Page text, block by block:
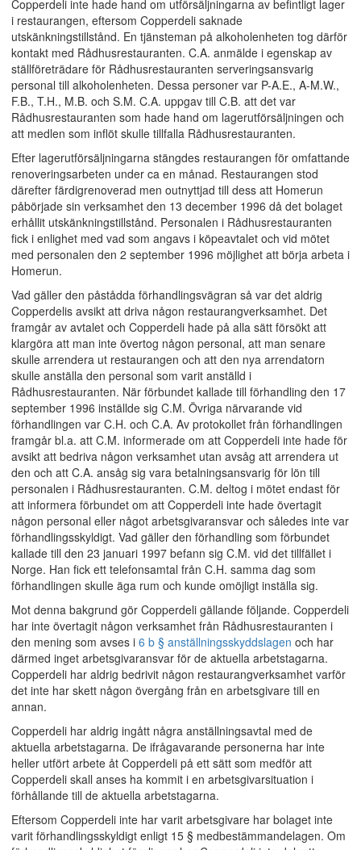
Copperdeli inte hade hand om utförsäljningarna av befintligt lager
i restaurangen, eftersom Copperdeli saknade
utskänkningstillstånd. En tjänsteman på alkoholenheten tog därför
kontakt med Rådhusrestauranten. C.A. anmälde i egenskap av
ställföreträdare för Rådhusrestauranten serveringsansvarig
personal till alkoholenheten. Dessa personer var P-A.E., A-M.W.,
F.B., T.H., M.B. och S.M. C.A. uppgav till C.B. att det var
Rådhusrestauranten som hade hand om lagerutförsäljningen och
att medlen som inflöt skulle tillfalla Rådhusrestauranten.
Efter lagerutförsäljningarna stängdes restaurangen för omfattande
renoveringsarbeten under ca en månad. Restaurangen stod
därefter färdigrenoverad men outnyttjad till dess att Homerun
påbörjade sin verksamhet den 13 december 1996 då det bolaget
erhållit utskänkningstillstånd. Personalen i Rådhusrestauranten
fick i enlighet med vad som angavs i köpeavtalet och vid mötet
med personalen den 2 september 1996 möjlighet att börja arbeta i
Homerun.
Vad gäller den påstådda förhandlingsvägran så var det aldrig
Copperdelis avsikt att driva någon restaurangverksamhet. Det
framgår av avtalet och Copperdeli hade på alla sätt försökt att
klargöra att man inte övertog någon personal, att man senare
skulle arrendera ut restaurangen och att den nya arrendatorn
skulle anställa den personal som varit anställd i
Rådhusrestauranten. När förbundet kallade till förhandling den 17
september 1996 inställde sig C.M. Övriga närvarande vid
förhandlingen var C.H. och C.A. Av protokollet från förhandlingen
framgår bl.a. att C.M. informerade om att Copperdeli inte hade för
avsikt att bedriva någon verksamhet utan avsåg att arrendera ut
den och att C.A. ansåg sig vara betalningsansvarig för lön till
personalen i Rådhusrestauranten. C.M. deltog i mötet endast för
att informera förbundet om att Copperdeli inte hade övertagit
någon personal eller något arbetsgivaransvar och således inte var
förhandlingsskyldigt. Vad gäller den förhandling som förbundet
kallade till den 23 januari 1997 befann sig C.M. vid det tillfället i
Norge. Han fick ett telefonsamtal från C.H. samma dag som
förhandlingen skulle äga rum och kunde omöjligt inställa sig.
Mot denna bakgrund gör Copperdeli gällande följande. Copperdeli
har inte övertagit någon verksamhet från Rådhusrestauranten i
den mening som avses i 6 b § anställningsskyddslagen och har
därmed inget arbetsgivaransvar för de aktuella arbetstagarna.
Copperdeli har aldrig bedrivit någon restaurangverksamhet varför
det inte har skett någon övergång från en arbetsgivare till en
annan.
Copperdeli har aldrig ingått några anställningsavtal med de
aktuella arbetstagarna. De ifrågavarande personerna har inte
heller utfört arbete åt Copperdeli på ett sätt som medför att
Copperdeli skall anses ha kommit i en arbetsgivarsituation i
förhållande till de aktuella arbetstagarna.
Eftersom Copperdeli inte har varit arbetsgivare har bolaget inte
varit förhandlingsskyldigt enligt 15 § medbestämmandelagen. Om